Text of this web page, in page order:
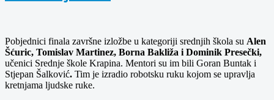
Pobjednici finala završne izložbe u kategoriji srednjih škola su Alen
Šćuric, Tomislav Martinez, Borna Bakliža i Dominik Presečki,
učenici Srednje škole Krapina. Mentori su im bili Goran Buntak i
Stjepan Šalković. Tim je izradio robotsku ruku kojom se upravlja
kretnjama ljudske ruke.